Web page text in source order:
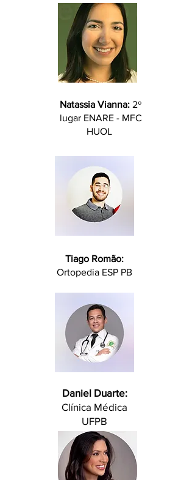
Natassia Vianna: 2º
lugar ENARE - MFC
HUOL
Tiago Romão:
Ortopedia ESP PB
Daniel Duarte:
Clínica Médica
UFPB